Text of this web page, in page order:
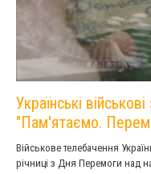
Українські
"Пам'ятаємо.
Військове телебачення
річниці з Дня Перемоги над